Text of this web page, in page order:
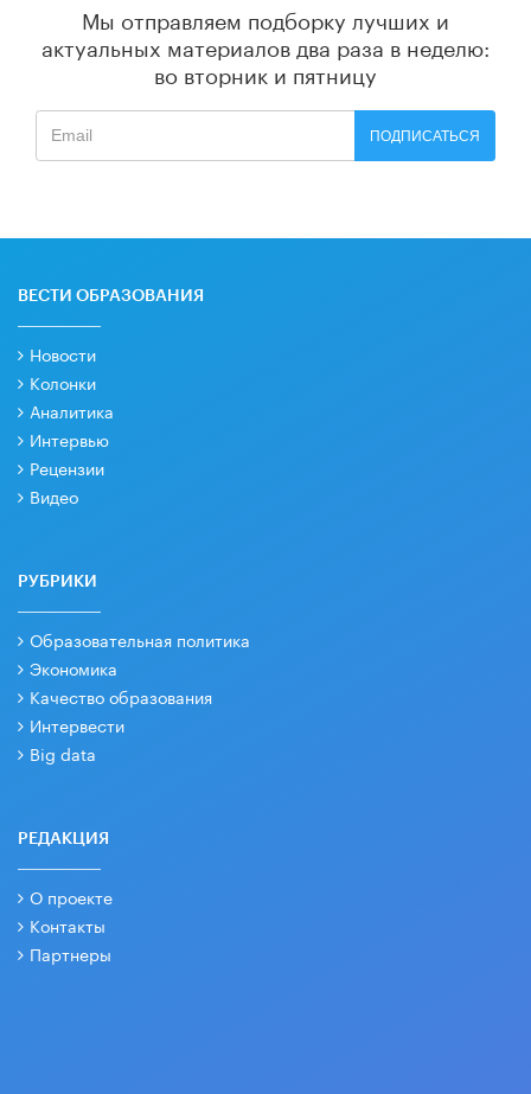
Мы отправляем подборку лучших и
актуальных материалов два раза в неделю:
во вторник и пятницу
ПОДПИСАТЬСЯ
ВЕСТИ ОБРАЗОВАНИЯ
Новости
Колонки
Аналитика
Интервью
Рецензии
Видео
РУБРИКИ
Образовательная политика
Экономика
Качество образования
Интервести
Big data
РЕДАКЦИЯ
О проекте
Контакты
Партнеры